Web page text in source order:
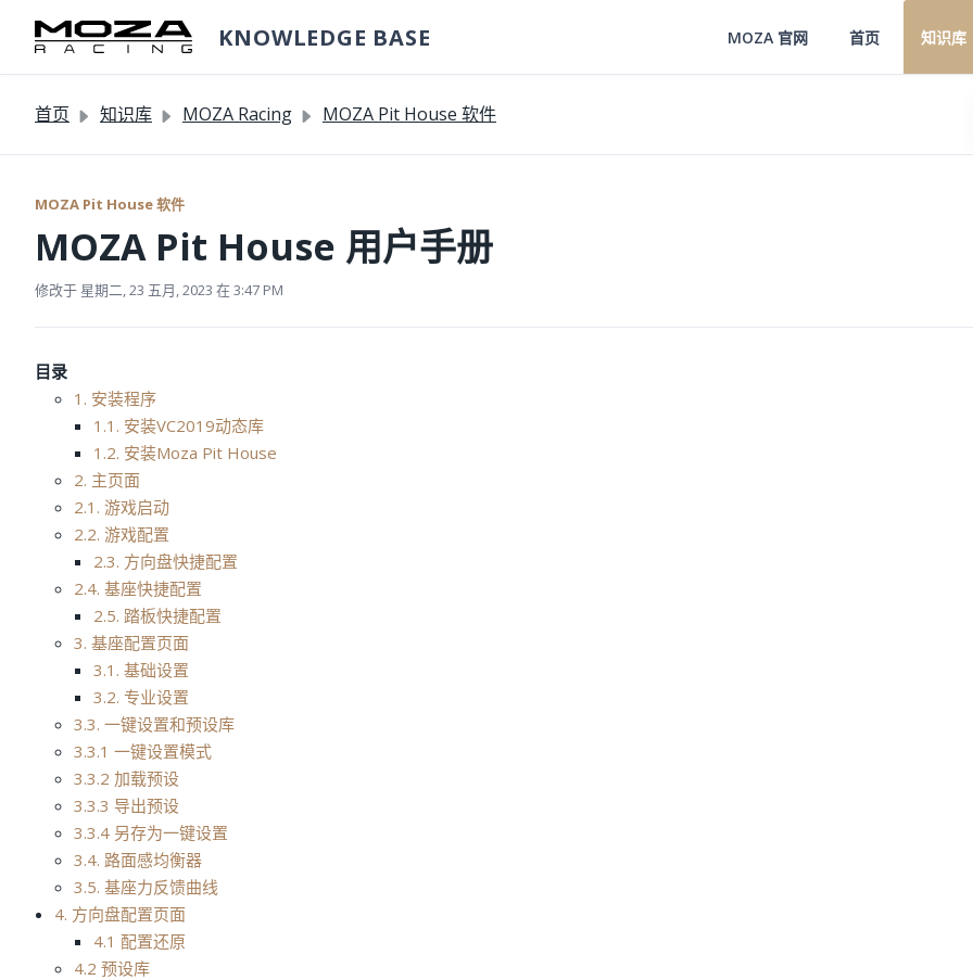
KNOWLEDGE BASE MOZA 官网 首页 知识库
首页 知识库 MOZA Racing MOZA Pit House 软件
MOZA Pit House 软件
MOZA Pit House 用户手册
修改于 星期二, 23 五月, 2023 在 3:47 PM
目录
1. 安装程序
1.1. 安装VC2019动态库
1.2. 安装Moza Pit House
2. 主页面
2.1. 游戏启动
2.2. 游戏配置
2.3. 方向盘快捷配置
2.4. 基座快捷配置
2.5. 踏板快捷配置
3. 基座配置页面
3.1. 基础设置
3.2. 专业设置
3.3. 一键设置和预设库
3.3.1 一键设置模式
3.3.2 加载预设
3.3.3 导出预设
3.3.4 另存为一键设置
3.4. 路面感均衡器
3.5. 基座力反馈曲线
4. 方向盘配置页面
4.1 配置还原
4.2 预设库